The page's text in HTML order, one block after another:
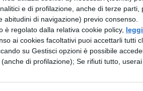
e di profilazione, anche di terze
abitudini di navigazione) previo consenso.
è regolato dalla relativa cookie policy,
ai cookies facoltativi puoi accettarli tutti
su Gestisci opzioni è possibile
di profilazione); Se rifiuti tutto,
accademici
dal mondo
, evidenziando